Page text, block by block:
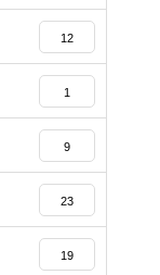
12
1
9
23
19